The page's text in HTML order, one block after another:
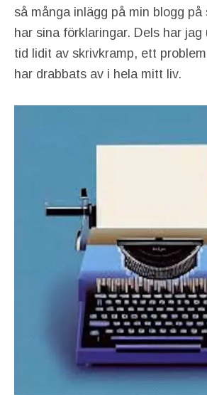
så många inlägg på min blogg på
har sina förklaringar. Dels har jag
tid lidit av skrivkramp, ett
har drabbats av i hela mitt liv.